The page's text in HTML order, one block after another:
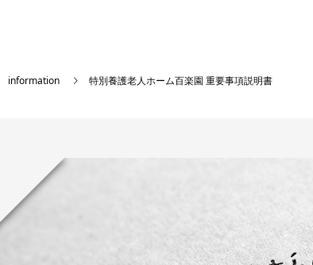
information 特別養護老人ホーム百楽園 重要事項説明書